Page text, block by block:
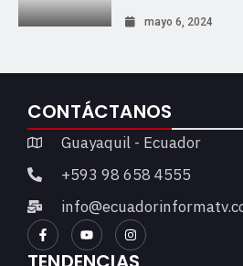
mayo 6, 2024
CONTÁCTANOS
Guayaquil - Ecuador
+593 98 658 4555